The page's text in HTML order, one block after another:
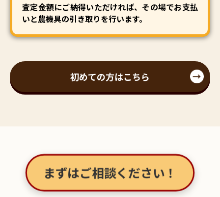
査定金額にご納得いただければ、その場でお支払
いと農機具の引き取りを行います。
初めての方はこちら
まずはご相談ください！